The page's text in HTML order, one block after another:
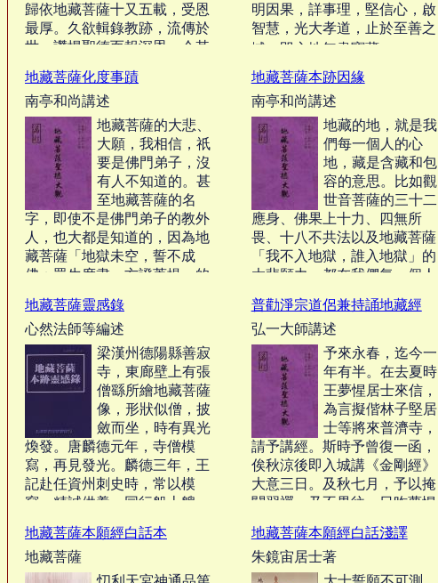
歸依地藏菩薩十又五載，受恩
最厚。久欲輯錄教跡，流傳於
世，讚揚聖德而報深恩。今其
萬壽巖。乃從事輯錄，都為一
卷，題曰地藏菩薩聖德大觀。
將付書局別以刊布，并貢諸圓
淨居士備採擇焉。‧‧‧
明因果，詳事理，堅信心，啟
智慧，光大孝道，止於至善之
域，即心地無盡寶藏。‧‧‧
地藏菩薩化度事蹟
南亭和尚講述
地藏菩薩的大悲、
大願，我相信，祇
要是佛門弟子，沒
有人不知道的。甚
至地藏菩薩的名
字，即使不是佛門弟子的教外
人，也大都是知道的，因為地
藏菩薩「地獄未空，誓不成
佛；眾生度盡，方證菩提」的
大願力太偉大了。‧‧‧
地藏菩薩本跡因緣
南亭和尚講述
地藏的地，就是我
們每一個人的心
地，藏是含藏和包
容的意思。比如觀
世音菩薩的三十二
應身、佛果上十力、四無所
畏、十八不共法以及地藏菩薩
「我不入地獄，誰入地獄」的
大悲願力，都在我們每一個人
的心地中一一具足。‧‧‧
地藏菩薩靈感錄
心然法師等編述
梁漢州德陽縣善寂
寺，東廊壁上有張
僧繇所繪地藏菩薩
像，形狀似僧，披
斂而坐，時有異光
煥發。唐麟德元年，寺僧模
寫，再見發光。麟德三年，王
記赴任資州刺史時，常以模
寫，精誠供養，同行船十艘，
惟王記船毫無恐怖，即知為菩
薩慈悲加被。垂拱三年，天后
得聞此事，遂敕令畫師模寫，
普勸淨宗道侶兼持誦地藏經
弘一大師講述
予來永春，迄今一
年有半。在去夏時
王夢惺居士來信，
為言擬偕林子堅居
士等將來普濟寺，
請予講經。斯時予曾復一函，
俟秋涼後即入城講《金剛經》
大意三日。及秋七月，予以掩
關習禪，乃不果往。日昨夢惺
小住寺院，今日適逢地藏菩薩
聖誕，故乘此勝緣，為講淨宗
道侶兼持誦《地藏經》要旨，
地藏菩薩本願經白話本
地藏菩薩
地藏菩薩本願經白話淺譯
朱鏡宙居士著